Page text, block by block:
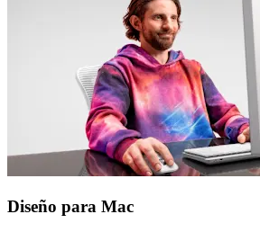
Diseño para Mac